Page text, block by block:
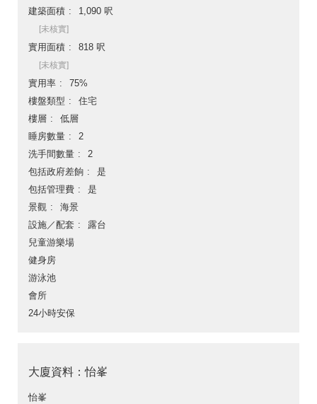
建築面積
1,090 呎
[未核實]
實用面積 818 呎
[未核實]
實用率
75%
樓盤類型
住宅
樓層
低層
睡房數量
2
洗手間數量
2
包括政府差餉
是
包括管理費
是
景觀
海景
設施／配套
露台
兒童游樂場
健身房
游泳池
會所
24小時安保
大廈資料：怡峯
怡峯